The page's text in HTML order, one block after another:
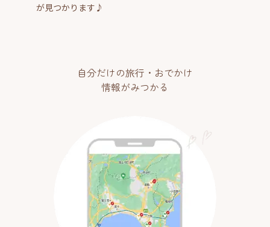
が見つかります♪
自分だけの旅行・おでかけ
情報がみつかる